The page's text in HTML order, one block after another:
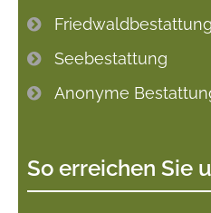
Friedwaldbestattung
Seebestattung
Anonyme
So erreichen Sie